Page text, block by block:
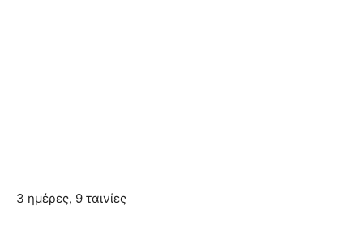
3 ημέρες, 9 ταινίες